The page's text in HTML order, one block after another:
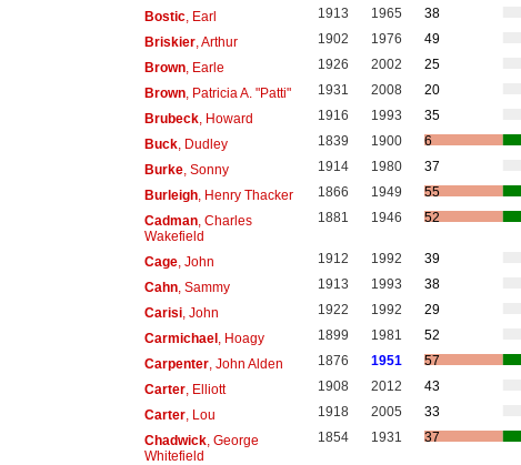
Bostic, Earl 1913 1965
38
Briskier, Arthur 1902 1976
49
Brown, Earle 1926 2002
25
Brown, Patricia A. "Patti" 1931 2008
20
Brubeck, Howard 1916 1993
35
Buck, Dudley 1839 1900
6
Burke, Sonny 1914 1980
37
Burleigh, Henry Thacker 1866 1949
55
Cadman, Charles
Wakefield
1881 1946 52
Cage, John 1912 1992
39
Cahn, Sammy 1913 1993
38
Carisi, John 1922 1992
29
Carmichael, Hoagy 1899 1981
52
Carpenter, John Alden 1876 1951
57
Carter, Elliott 1908 2012
43
Carter, Lou 1918 2005
33
Chadwick, George
Whitefield
1854 1931 37